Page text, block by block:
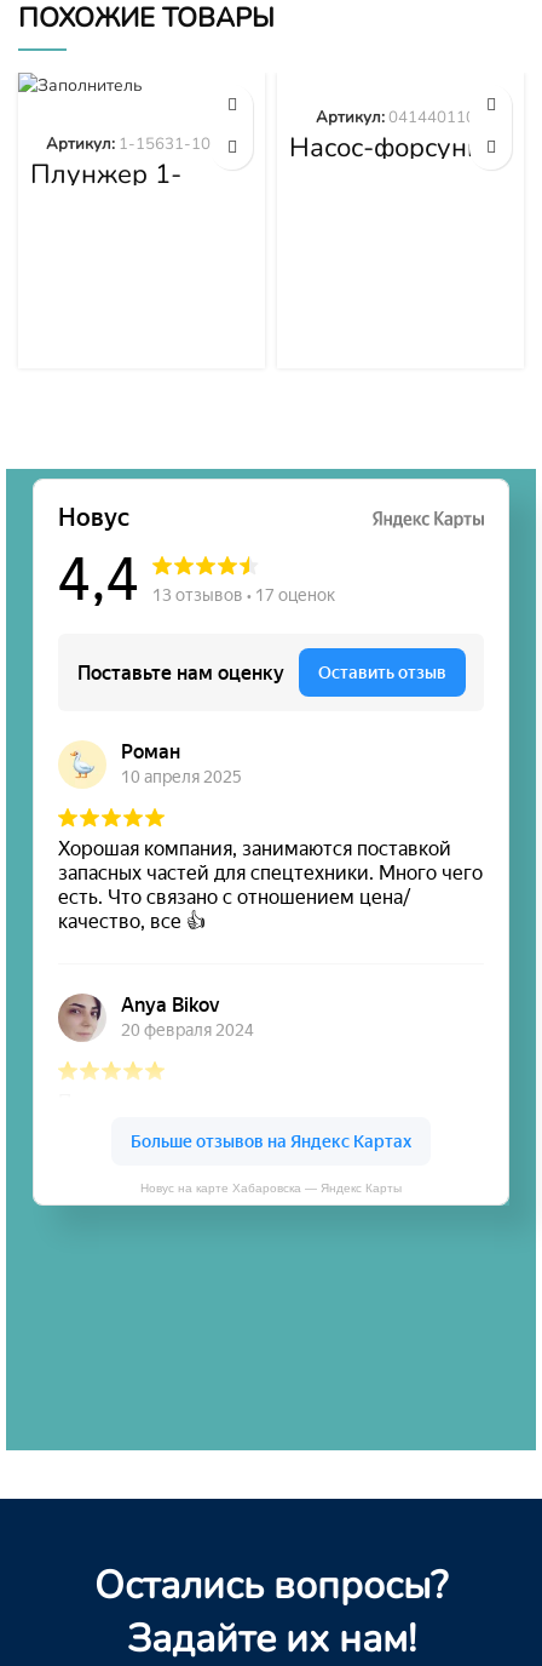
ПОХОЖИЕ ТОВАРЫ
Плунжер 1-
15631-101-0
Артикул: 1-15631-101-0 Насос-форсунка
0414401105
Артикул:0414401105
Новус на карте Хабаровска — Яндекс Карты
Остались вопросы?
Задайте их нам!